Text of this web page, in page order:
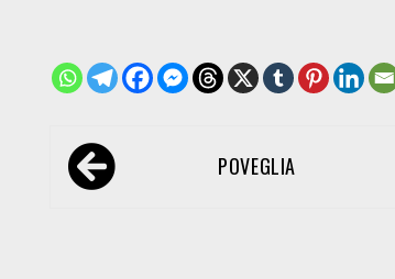
Navegación
de POVEGLIA